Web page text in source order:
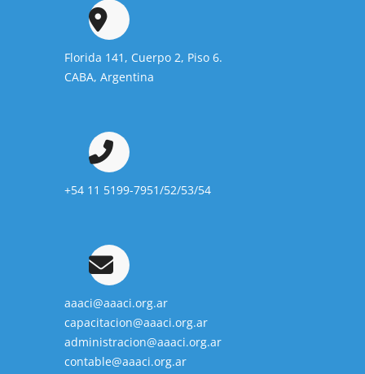
Florida 141, Cuerpo 2, Piso 6.
CABA, Argentina
+54 11 5199-7951/52/53/54
aaaci@aaaci.org.ar
capacitacion@aaaci.org.ar
administracion@aaaci.org.ar
contable@aaaci.org.ar